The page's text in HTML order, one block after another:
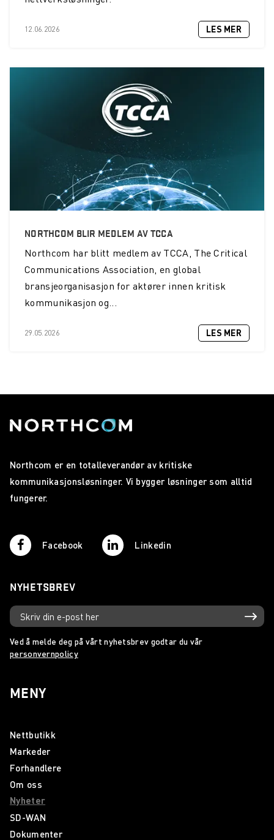
12.06.2026 LES MER
NORTHCOM BLIR MEDLEM AV TCCA
Northcom har blitt medlem av TCCA, The Critical
Communications Association, en global
bransjeorganisasjon for aktører innen kritisk
kommunikasjon og...
29.05.2026 LES MER
Northcom er en totalleverandør av kritiske
kommunikasjonsløsninger. Vi bygger løsninger som alltid
fungerer.
Facebook Linkedin
NYHETSBREV
Ved å melde deg på vårt nyhetsbrev godtar du vår
personvernpolicy
MENY
Nettbutikk
Markeder
Forhandlere
Om oss
Nyheter
SD-WAN
Dokumenter